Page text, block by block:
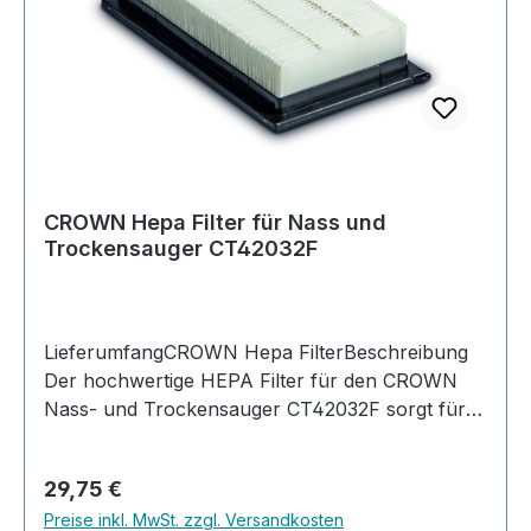
CROWN Hepa Filter für Nass und
Trockensauger CT42032F
LieferumfangCROWN Hepa FilterBeschreibung
Der hochwertige HEPA Filter für den CROWN
Nass- und Trockensauger CT42032F sorgt für
Filterleistung hält der HEPA Filter selbst kleinste
Partikel wie Feinstaub, Gipsstaub oder Ruß
Regulärer Preis:
29,75 €
Preise inkl. MwSt. zzgl. Versandkosten